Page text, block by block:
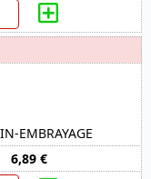
EMBRAYAGE
6,89 €